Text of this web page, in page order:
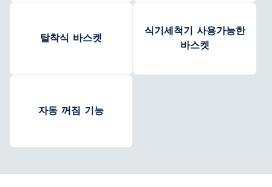
탈착식 바스켓
식기세척기 사용가능한
바스켓
자동 꺼짐 기능